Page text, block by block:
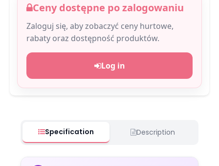
Ceny dostępne po zalogowaniu
Zaloguj się, aby zobaczyć ceny hurtowe,
rabaty oraz dostępność produktów.
Log in
Specification Description